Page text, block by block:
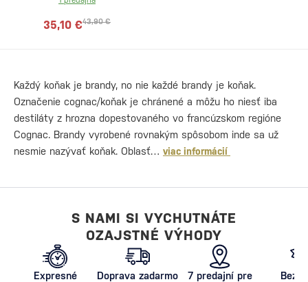
43,90 €
35,10 €
Každý koňak je brandy, no nie každé brandy je koňak.
Označenie cognac/koňak je chránené a môžu ho niesť iba
destiláty z hrozna dopestovaného vo francúzskom regióne
Cognac. Brandy vyrobené rovnakým spôsobom inde sa už
nesmie nazývať koňak. Oblasť… viac informácií
S NAMI SI VYCHUTNÁTE
OZAJSTNÉ VÝHODY
Expresné
Doprava zadarmo
7 predajní pre